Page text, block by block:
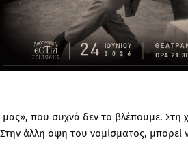
που συχνά δεν το βλέπουμε. Στη
άλλη όψη του νομίσματος,